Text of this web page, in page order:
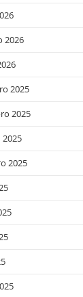
2026
2025
2025
2025